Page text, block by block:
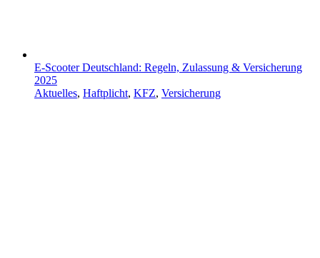
E-Scooter Deutschland: Regeln, Zulassung & Versicherung
2025
Aktuelles, Haftplicht, KFZ, Versicherung